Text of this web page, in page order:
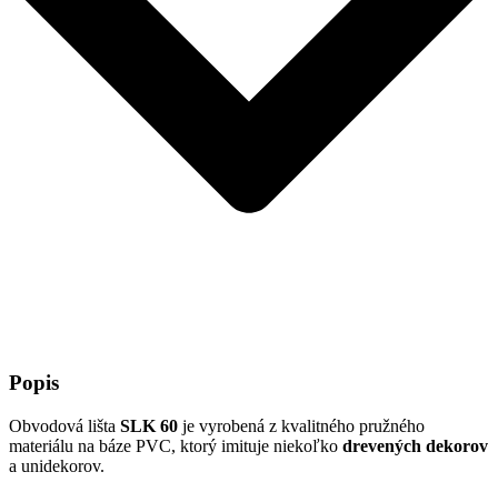
Popis
Obvodová lišta SLK 60 je vyrobená z kvalitného pružného
materiálu na báze PVC, ktorý imituje niekoľko drevených dekorov
a unidekorov.